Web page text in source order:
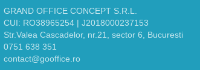
GRAND OFFICE CONCEPT S.R.L.
CUI: RO38965254 | J2018000237153
Str.Valea Cascadelor, nr.21, sector 6, Bucuresti
0751 638 351
contact@gooffice.ro